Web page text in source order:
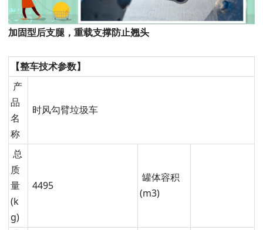
加固型后支腿，重载支撑防止翘头
【整车技术参数】
产
品
名
称
时风勾臂垃圾车
总
质
量
(k
g)
4495
罐体容积
(m3)